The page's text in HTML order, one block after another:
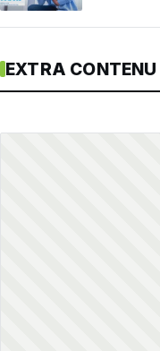
EXTRA CONTENU